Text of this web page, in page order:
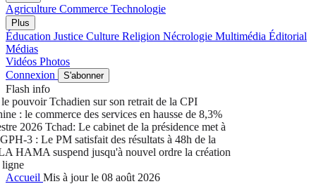
Agriculture Commerce Technologie
Plus
Éducation Justice Culture Religion Nécrologie Multimédia Éditorial
Médias
Vidéos Photos
Connexion
S'abonner
Flash info
Tchadien sur son retrait de la CPI
: le commerce des services en hausse de 8,3%
2026Tchad: Le cabinet de la présidence met à
3 : Le PM satisfait des résultats à 48h de la
HAMA suspend jusqu'à nouvel ordre la création
Accueil Mis à jour le 08 août 2026